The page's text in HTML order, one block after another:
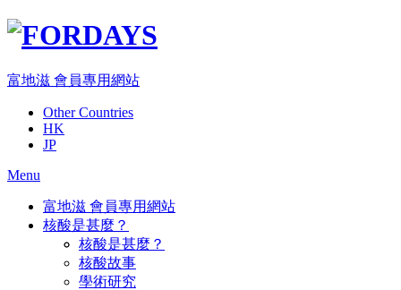
Skip
富地滋 會員專用網站
Other Countries
HK
JP
Menu
富地滋 會員專用網站
核酸是甚麼？
核酸是甚麼？
核酸故事
學術研究